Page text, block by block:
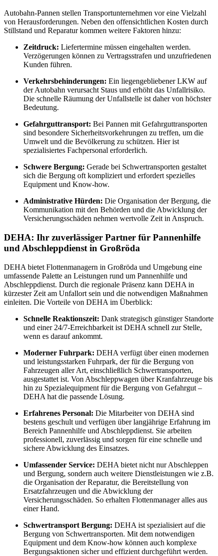
Autobahn-Pannen stellen Transportunternehmen vor eine Vielzahl
von Herausforderungen. Neben den offensichtlichen Kosten durch
Stillstand und Reparatur kommen weitere Faktoren hinzu:
Zeitdruck: Liefertermine müssen eingehalten werden.
Verzögerungen können zu Vertragsstrafen und unzufriedenen
Kunden führen.
Verkehrsbehinderungen: Ein liegengebliebener LKW auf
der Autobahn verursacht Staus und erhöht das Unfallrisiko.
Die schnelle Räumung der Unfallstelle ist daher von höchster
Bedeutung.
Gefahrguttransport: Bei Pannen mit Gefahrguttransporten
sind besondere Sicherheitsvorkehrungen zu treffen, um die
Umwelt und die Bevölkerung zu schützen. Hier ist
spezialisiertes Fachpersonal erforderlich.
Schwere Bergung: Gerade bei Schwertransporten gestaltet
sich die Bergung oft kompliziert und erfordert spezielles
Equipment und Know-how.
Administrative Hürden: Die Organisation der Bergung, die
Kommunikation mit den Behörden und die Abwicklung der
Versicherungsschäden nehmen wertvolle Zeit in Anspruch.
DEHA: Ihr zuverlässiger Partner für Pannenhilfe
und Abschleppdienst in Großröda
DEHA bietet Flottenmanagern in Großröda und Umgebung eine
umfassende Palette an Leistungen rund um Pannenhilfe und
Abschleppdienst. Durch die regionale Präsenz kann DEHA in
kürzester Zeit am Unfallort sein und die notwendigen Maßnahmen
einleiten. Die Vorteile von DEHA im Überblick:
Schnelle Reaktionszeit: Dank strategisch günstiger Standorte
und einer 24/7-Erreichbarkeit ist DEHA schnell zur Stelle,
wenn es darauf ankommt.
Moderner Fuhrpark: DEHA verfügt über einen modernen
und leistungsstarken Fuhrpark, der für die Bergung von
Fahrzeugen aller Art, einschließlich Schwertransporten,
ausgestattet ist. Von Abschleppwagen über Kranfahrzeuge bis
hin zu Spezialequipment für die Bergung von Gefahrgut –
DEHA hat die passende Lösung.
Erfahrenes Personal: Die Mitarbeiter von DEHA sind
bestens geschult und verfügen über langjährige Erfahrung im
Bereich Pannenhilfe und Abschleppdienst. Sie arbeiten
professionell, zuverlässig und sorgen für eine schnelle und
sichere Abwicklung des Einsatzes.
Umfassender Service: DEHA bietet nicht nur Abschleppen
und Bergung, sondern auch weitere Dienstleistungen wie z.B.
die Organisation der Reparatur, die Bereitstellung von
Ersatzfahrzeugen und die Abwicklung der
Versicherungsschäden. So erhalten Flottenmanager alles aus
einer Hand.
Schwertransport Bergung: DEHA ist spezialisiert auf die
Bergung von Schwertransporten. Mit dem notwendigen
Equipment und dem Know-how können auch komplexe
Bergungsaktionen sicher und effizient durchgeführt werden.